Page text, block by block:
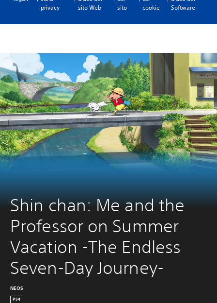
privacy
sito Web
sito
cookie
Software
Shin chan: Me and the
Professor on Summer
Vacation -The Endless
Seven-Day Journey-
NEOS
PS4